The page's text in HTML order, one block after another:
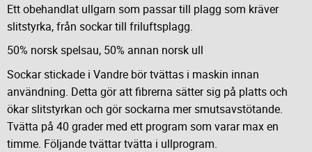
Ett obehandlat ullgarn som passar till plagg som kräver
slitstyrka, från sockar till friluftsplagg.
50% norsk spelsau, 50% annan norsk ull
Sockar stickade i Vandre bör tvättas i maskin innan
användning. Detta gör att fibrerna sätter sig på platts och
ökar slitstyrkan och gör sockarna mer smutsavstötande.
Tvätta på 40 grader med ett program som varar max en
timme. Följande tvättar tvätta i ullprogram.